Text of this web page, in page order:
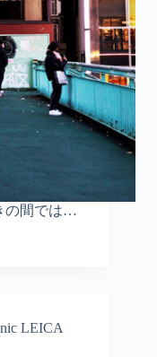
の間では…
LEICA